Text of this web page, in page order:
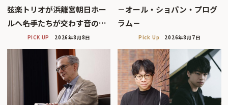
弦楽トリオが浜離宮朝日ホー
ルへ――名手たちが交わす音の…
PICK UP 2026年8月8日
－オール・ショパン・プログ
ラム－
Pick Up 2026年8月7日